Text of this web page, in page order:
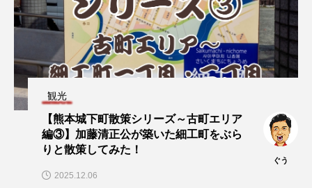
観光
【熊本城下町散策シリーズ～古町エリア
編③】加藤清正公が築いた細工町をぶら
りと散策してみた！
ぐう
2025.12.06